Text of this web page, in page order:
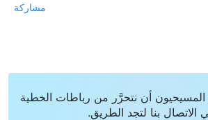
مشاركة
أن نتحرَّر من رباطات الخطية
الاتصال بنا لتجد الطريق.